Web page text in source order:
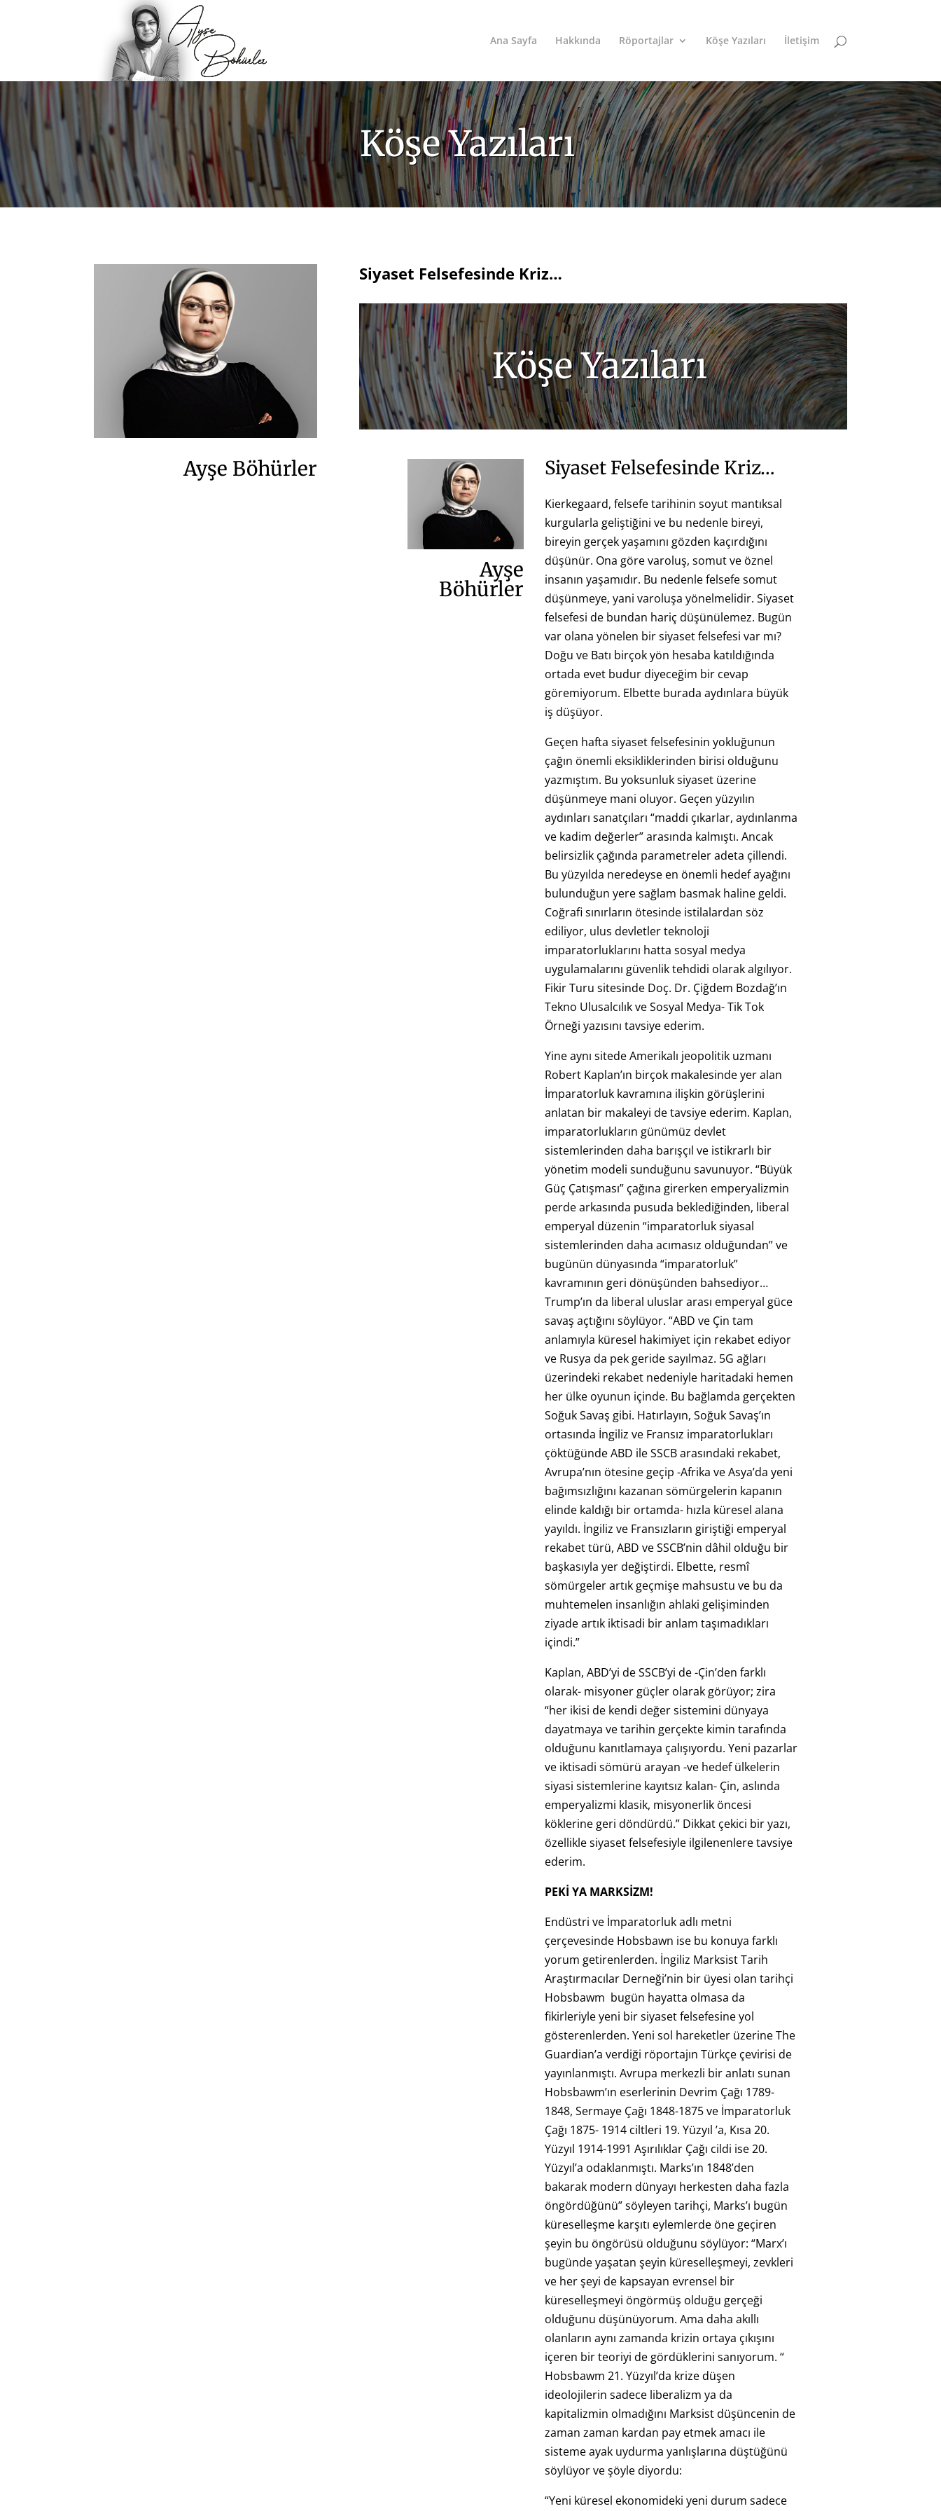
Ana Sayfa Hakkında Röportajlar Köşe Yazıları İletişim
Köşe Yazıları
Ayşe Böhürler
Siyaset Felsefesinde Kriz…
Köşe Yazıları
Ayşe
Böhürler
Siyaset Felsefesinde Kriz…
Kierkegaard, felsefe tarihinin soyut mantıksal
kurgularla geliştiğini ve bu nedenle bireyi,
bireyin gerçek yaşamını gözden kaçırdığını
düşünür. Ona göre varoluş, somut ve öznel
insanın yaşamıdır. Bu nedenle felsefe somut
düşünmeye, yani varoluşa yönelmelidir. Siyaset
felsefesi de bundan hariç düşünülemez. Bugün
var olana yönelen bir siyaset felsefesi var mı?
Doğu ve Batı birçok yön hesaba katıldığında
ortada evet budur diyeceğim bir cevap
göremiyorum. Elbette burada aydınlara büyük
iş düşüyor.
Geçen hafta siyaset felsefesinin yokluğunun
çağın önemli eksikliklerinden birisi olduğunu
yazmıştım. Bu yoksunluk siyaset üzerine
düşünmeye mani oluyor. Geçen yüzyılın
aydınları sanatçıları “maddi çıkarlar, aydınlanma
ve kadim değerler” arasında kalmıştı. Ancak
belirsizlik çağında parametreler adeta çillendi.
Bu yüzyılda neredeyse en önemli hedef ayağını
bulunduğun yere sağlam basmak haline geldi.
Coğrafi sınırların ötesinde istilalardan söz
ediliyor, ulus devletler teknoloji
imparatorluklarını hatta sosyal medya
uygulamalarını güvenlik tehdidi olarak algılıyor.
Fikir Turu sitesinde Doç. Dr. Çiğdem Bozdağ’ın
Tekno Ulusalcılık ve Sosyal Medya- Tik Tok
Örneği yazısını tavsiye ederim.
Yine aynı sitede Amerikalı jeopolitik uzmanı
Robert Kaplan’ın birçok makalesinde yer alan
İmparatorluk kavramına ilişkin görüşlerini
anlatan bir makaleyi de tavsiye ederim. Kaplan,
imparatorlukların günümüz devlet
sistemlerinden daha barışçıl ve istikrarlı bir
yönetim modeli sunduğunu savunuyor. “Büyük
Güç Çatışması” çağına girerken emperyalizmin
perde arkasında pusuda beklediğinden, liberal
emperyal düzenin “imparatorluk siyasal
sistemlerinden daha acımasız olduğundan” ve
bugünün dünyasında “imparatorluk”
kavramının geri dönüşünden bahsediyor…
Trump’ın da liberal uluslar arası emperyal güce
savaş açtığını söylüyor. “ABD ve Çin tam
anlamıyla küresel hakimiyet için rekabet ediyor
ve Rusya da pek geride sayılmaz. 5G ağları
üzerindeki rekabet nedeniyle haritadaki hemen
her ülke oyunun içinde. Bu bağlamda gerçekten
Soğuk Savaş gibi. Hatırlayın, Soğuk Savaş’ın
ortasında İngiliz ve Fransız imparatorlukları
çöktüğünde ABD ile SSCB arasındaki rekabet,
Avrupa’nın ötesine geçip -Afrika ve Asya’da yeni
bağımsızlığını kazanan sömürgelerin kapanın
elinde kaldığı bir ortamda- hızla küresel alana
yayıldı. İngiliz ve Fransızların giriştiği emperyal
rekabet türü, ABD ve SSCB’nin dâhil olduğu bir
başkasıyla yer değiştirdi. Elbette, resmî
sömürgeler artık geçmişe mahsustu ve bu da
muhtemelen insanlığın ahlaki gelişiminden
ziyade artık iktisadi bir anlam taşımadıkları
içindi.”
Kaplan, ABD’yi de SSCB’yi de -Çin’den farklı
olarak- misyoner güçler olarak görüyor; zira
“her ikisi de kendi değer sistemini dünyaya
dayatmaya ve tarihin gerçekte kimin tarafında
olduğunu kanıtlamaya çalışıyordu. Yeni pazarlar
ve iktisadi sömürü arayan -ve hedef ülkelerin
siyasi sistemlerine kayıtsız kalan- Çin, aslında
emperyalizmi klasik, misyonerlik öncesi
köklerine geri döndürdü.” Dikkat çekici bir yazı,
özellikle siyaset felsefesiyle ilgilenenlere tavsiye
ederim.
PEKİ YA MARKSİZM!
Endüstri ve İmparatorluk adlı metni
çerçevesinde Hobsbawn ise bu konuya farklı
yorum getirenlerden. İngiliz Marksist Tarih
Araştırmacılar Derneği’nin bir üyesi olan tarihçi
Hobsbawm bugün hayatta olmasa da
fikirleriyle yeni bir siyaset felsefesine yol
gösterenlerden. Yeni sol hareketler üzerine The
Guardian’a verdiği röportajın Türkçe çevirisi de
yayınlanmıştı. Avrupa merkezli bir anlatı sunan
Hobsbawm’ın eserlerinin Devrim Çağı 1789-
1848, Sermaye Çağı 1848-1875 ve İmparatorluk
Çağı 1875- 1914 ciltleri 19. Yüzyıl ’a, Kısa 20.
Yüzyıl 1914-1991 Aşırılıklar Çağı cildi ise 20.
Yüzyıl’a odaklanmıştı. Marks’ın 1848’den
bakarak modern dünyayı herkesten daha fazla
öngördüğünü” söyleyen tarihçi, Marks’ı bugün
küreselleşme karşıtı eylemlerde öne geçiren
şeyin bu öngörüsü olduğunu söylüyor: “Marx’ı
bugünde yaşatan şeyin küreselleşmeyi, zevkleri
ve her şeyi de kapsayan evrensel bir
küreselleşmeyi öngörmüş olduğu gerçeği
olduğunu düşünüyorum. Ama daha akıllı
olanların aynı zamanda krizin ortaya çıkışını
içeren bir teoriyi de gördüklerini sanıyorum. “
Hobsbawm 21. Yüzyıl’da krize düşen
ideolojilerin sadece liberalizm ya da
kapitalizmin olmadığını Marksist düşüncenin de
zaman zaman kardan pay etmek amacı ile
sisteme ayak uydurma yanlışlarına düştüğünü
söylüyor ve şöyle diyordu:
“Yeni küresel ekonomideki yeni durum sadece